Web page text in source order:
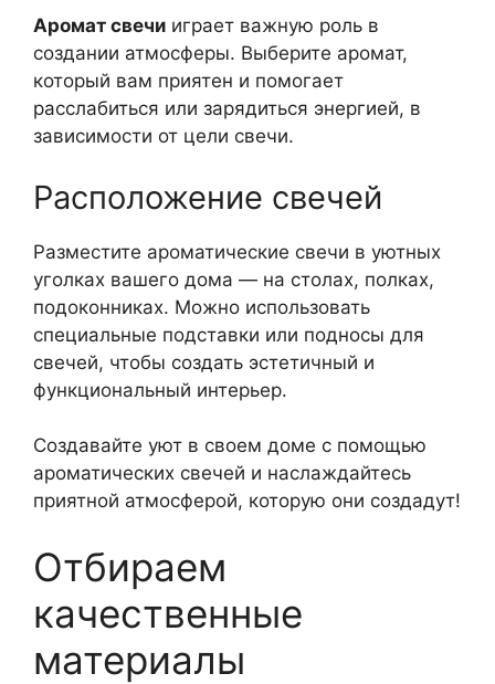
Аромат свечи играет важную роль в
создании атмосферы. Выберите аромат,
который вам приятен и помогает
расслабиться или зарядиться энергией, в
зависимости от цели свечи.
Расположение свечей
Разместите ароматические свечи в уютных
уголках вашего дома — на столах, полках,
подоконниках. Можно использовать
специальные подставки или подносы для
свечей, чтобы создать эстетичный и
функциональный интерьер.
Создавайте уют в своем доме с помощью
ароматических свечей и наслаждайтесь
приятной атмосферой, которую они создадут!
Отбираем
качественные
материалы